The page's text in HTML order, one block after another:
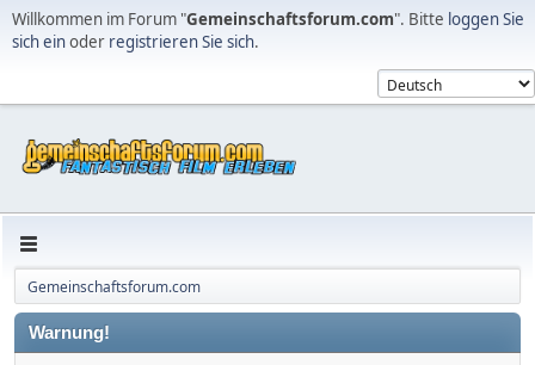
Willkommen im Forum "Gemeinschaftsforum.com". Bitte loggen Sie
sich einoder registrieren Sie sich.
Gemeinschaftsforum.com
Warnung!